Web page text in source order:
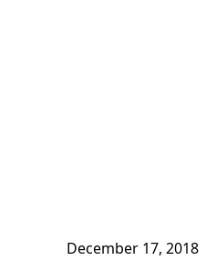
December 17, 2018